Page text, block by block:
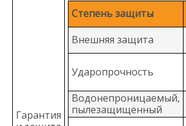
Гарантия
Степень защиты
Внешняя защита
Ударопрочность
Водонепроницаемый,
пылезащищенный